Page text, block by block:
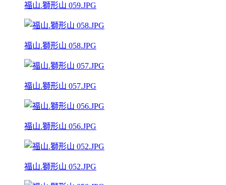
福山.獅形山 059.JPG
福山.獅形山 058.JPG
福山.獅形山 057.JPG
福山.獅形山 056.JPG
福山.獅形山 052.JPG